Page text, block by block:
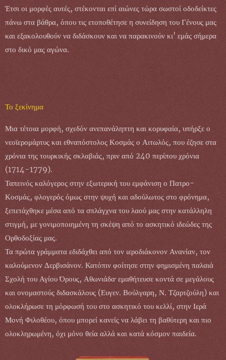
Έτσι οι μορφές αυτές, στέκονται επί αιώνες τώρα σωστοί οδοδείκτες
πάνω στα βάθρα, όπου τις ετοποθέτησε η συνείδηση του Γένους μας
και εξακολουθούν να διδάσκουν και να παρακινούν κι' εμάς σήμερα
στο δικό μας αγώνα.
Το ξεκίνημα
Μια τέτοια μορφή, σχεδόν ανεπανάληπτη και κορυφαία, υπήρξε ο
νεοϊερομάρτυς και εθναπόστολος Κοσμάς ο Αιτωλός, που έζησε στα
χρόνια της τουρκικής σκλαβιάς, πριν από 240 περίπου χρόνια
(1714-1779).
Ταπεινός καλόγερος στην εξωτερική του εμφάνιση ο Πατρο-
Κοσμάς, φλογερός όμως στην ψυχή και αδούλωτος στο φρόνημα,
ξεπετάχθηκε μέσα από τα σπλάγχνα του λαού μας στην κατάλληλη
στιγμή, με γονιμοποιημένη τη σκέψη από το ασκητικό ιδεώδες της
Ορθοδοξίας μας.
Τα πρώτα γράμματα εδιδάχθει από τον ιεροδιάκονον Ανανίαν, τον
καλούμενον Δερβισάνον. Κατόπιν φοίτησε στην φημισμένη παλαιά
Σχολή του Αγίου Όρους, Αθωνιάδα· εμαθήτευσε κοντά σε μεγάλους
και ονομαστούς διδασκάλους (Ευγεν. Βούλγαρη, Ν. Τζαρτζούλη) και
ολοκλήρωσε τη μόρφωσή του στο ασκητικό του κελλί, στην Ιερά
Μονή Φιλοθέου, όπου μπορεί κανείς να λάβει τη βαθύτερη και πιο
ολοκληρωμένη, όχι μόνο θεία αλλά και κατά κόσμον παιδεία.